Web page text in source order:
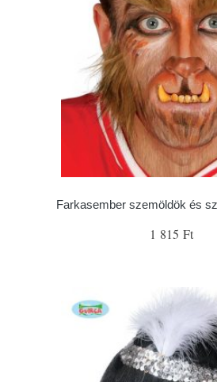
Farkasember szemöldök és
1 815 Ft